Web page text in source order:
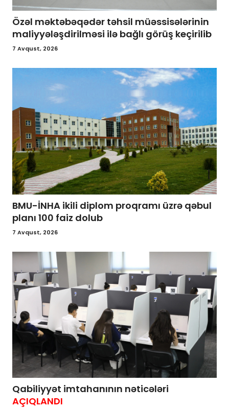
Özəl məktəbəqədər təhsil müəssisələrinin
maliyyələşdirilməsi ilə bağlı görüş keçirilib
7 Avqust, 2026
BMU-İNHA ikili diplom proqramı üzrə qəbul
planı 100 faiz dolub
7 Avqust, 2026
Qabiliyyət imtahanının nəticələri
AÇIQLANDI